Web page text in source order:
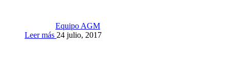
Equipo AGM
Leer más 24 julio, 2017